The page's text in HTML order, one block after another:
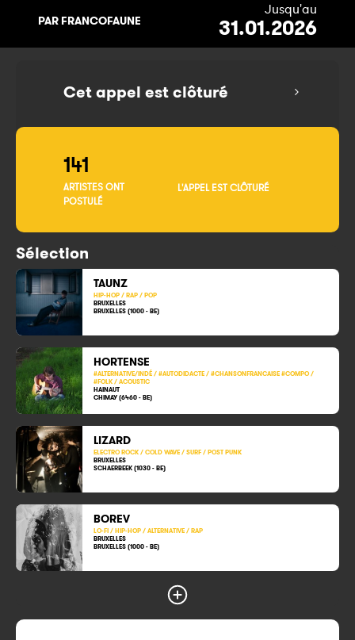
PAR FRANCOFAUNE
Jusqu'au
31.01.2026
Cet appel est clôturé
141
ARTISTES ONT
POSTULÉ
L'APPEL EST CLÔTURÉ
Sélection
TAUNZ
HIP-HOP / RAP / POP
BRUXELLES
BRUXELLES (1000 - BE)
HORTENSE
#ALTERNATIVE/INDÉ / #AUTODIDACTE / #CHANSONFRANCAISE #COMPO /
#FOLK / ACOUSTIC
HAINAUT
CHIMAY (6460 - BE)
LIZARD
ELECTRO ROCK / COLD WAVE / SURF / POST PUNK
BRUXELLES
SCHAERBEEK (1030 - BE)
BOREV
LO-FI / HIP-HOP / ALTERNATIVE / RAP
BRUXELLES
BRUXELLES (1000 - BE)